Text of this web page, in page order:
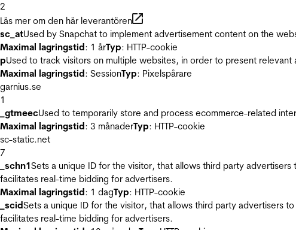
2
Läs mer om den här leverantören
sc_atUsed by Snapchat to implement advertisement content on the
Maximal lagringstid: 1 årTyp: HTTP-cookie
pUsed to track visitors on multiple websites, in order to present
Maximal lagringstid: SessionTyp: Pixelspårare
garnius.se
1
_gtmeecUsed to temporarily store and process ecommerce-related
Maximal lagringstid: 3 månaderTyp: HTTP-cookie
sc-static.net
7
_schn1Sets a unique ID for the visitor, that allows third party
facilitates real-time bidding for advertisers.
Maximal lagringstid: 1 dagTyp: HTTP-cookie
_scidSets a unique ID for the visitor, that allows third party advertisers
facilitates real-time bidding for advertisers.